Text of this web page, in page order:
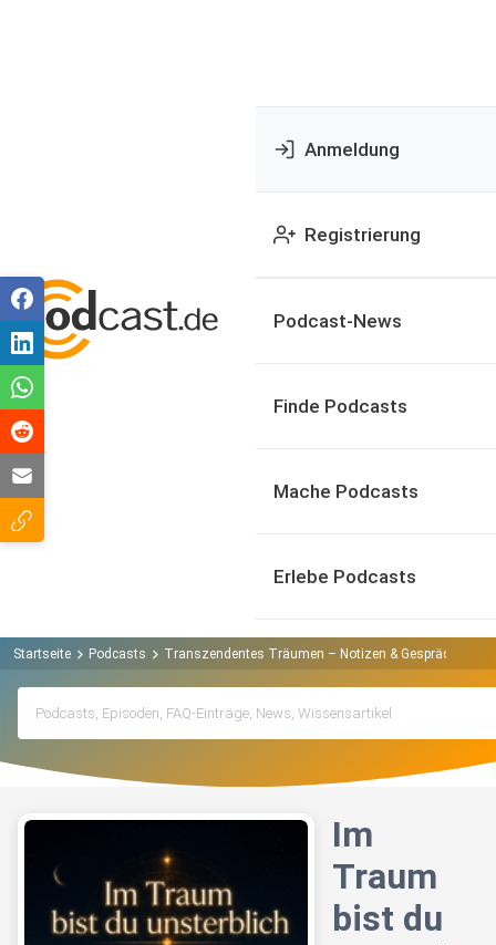
Anmeldung
Registrierung
Podcast-News
Finde Podcasts
Mache Podcasts
Erlebe Podcasts
Startseite Podcasts Transzendentes Träumen – Notizen & Gespräche |
Im
Traum
bist du